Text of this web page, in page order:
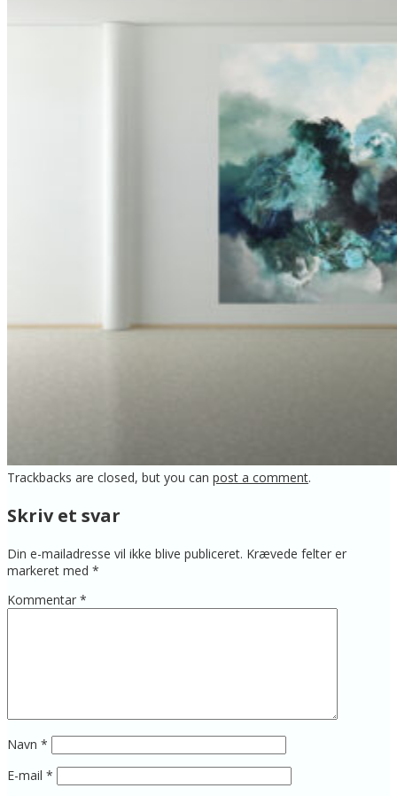
Trackbacks are closed, but you can post a comment.
Skriv et svar
Din e-mailadresse vil ikke blive publiceret. Krævede felter er
markeret med *
Kommentar *
Navn *
E-mail *